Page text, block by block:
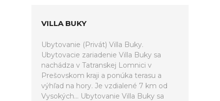
VILLA BUKY
Ubytovanie (Privát) Villa Buky.
Ubytovacie zariadenie Villa Buky sa
nachádza v Tatranskej Lomnici v
Prešovskom kraji a ponúka terasu a
výhľad na hory. Je vzdialené 7 km od
Vysokých... Ubytovanie Villa Buky sa